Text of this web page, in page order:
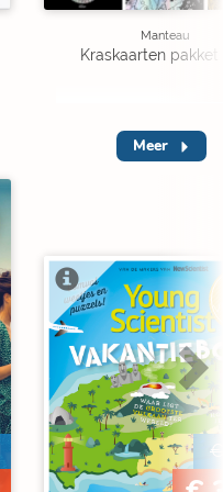
Manteau
Kraskaarten pakket
Meer